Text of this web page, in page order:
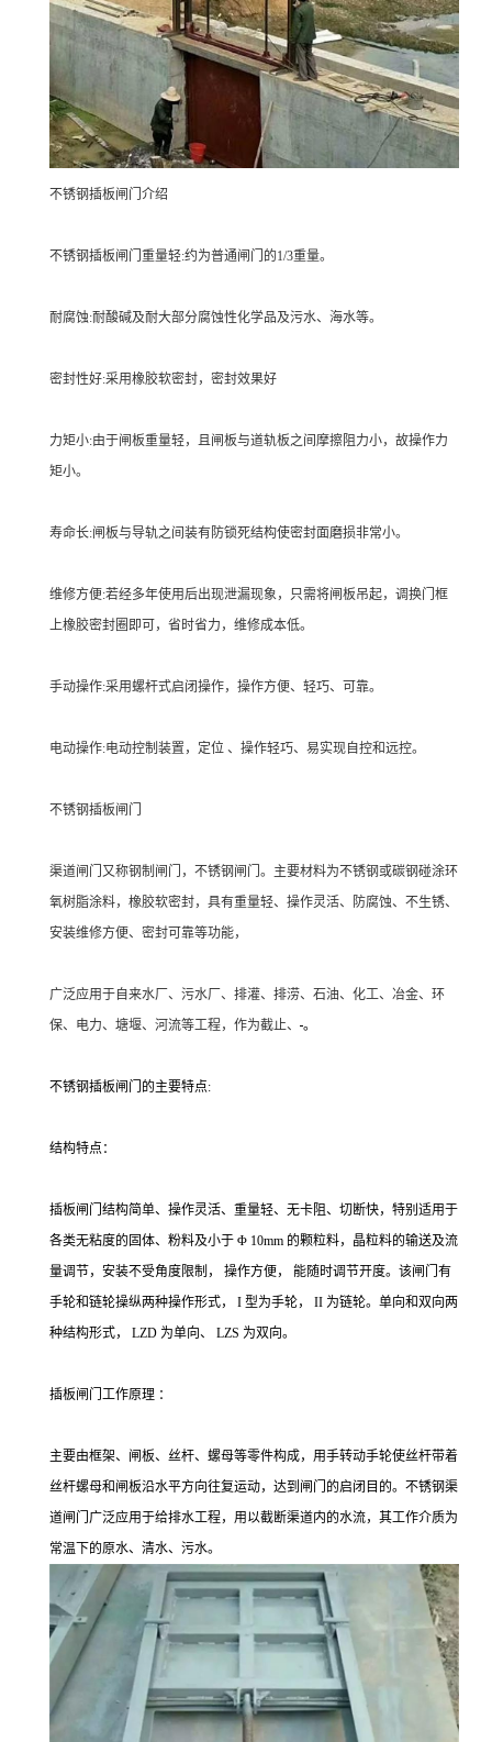
不锈钢插板闸门介绍
不锈钢插板闸门重量轻:约为普通闸门的1/3重量。
耐腐蚀:耐酸碱及耐大部分腐蚀性化学品及污水、海水等。
密封性好:采用橡胶软密封，密封效果好
力矩小:由于闸板重量轻，且闸板与道轨板之间摩擦阻力小，故操作力
矩小。
寿命长:闸板与导轨之间装有防锁死结构使密封面磨损非常小。
维修方便:若经多年使用后出现泄漏现象，只需将闸板吊起，调换门框
上橡胶密封圈即可，省时省力，维修成本低。
手动操作:采用螺杆式启闭操作，操作方便、轻巧、可靠。
电动操作:电动控制装置，定位 、操作轻巧、易实现自控和远控。
不锈钢插板闸门
渠道闸门又称钢制闸门，不锈钢闸门。主要材料为不锈钢或碳钢碰涂环
氧树脂涂料，橡胶软密封，具有重量轻、操作灵活、防腐蚀、不生锈、
安装维修方便、密封可靠等功能，
广泛应用于自来水厂、污水厂、排灌、排涝、石油、化工、冶金、环
保、电力、塘堰、河流等工程，作为截止、
。
不锈钢插板闸门的主要特点:
结构特点：
插板闸门结构简单、操作灵活、重量轻、无卡阻、切断快，特别适用于
各类无粘度的固体、粉料及小于 Φ 10mm 的颗粒料，晶粒料的输送及流
量调节，安装不受角度限制， 操作方便， 能随时调节开度。该闸门有
手轮和链轮操纵两种操作形式， I 型为手轮， II 为链轮。单向和双向两
种结构形式， LZD 为单向、 LZS 为双向。
插板闸门工作原理 ：
主要由框架、闸板、丝杆、螺母等零件构成，用手转动手轮使丝杆带着
丝杆螺母和闸板沿水平方向往复运动，达到闸门的启闭目的。不锈钢渠
道闸门广泛应用于给排水工程，用以截断渠道内的水流，其工作介质为
常温下的原水、清水、污水。